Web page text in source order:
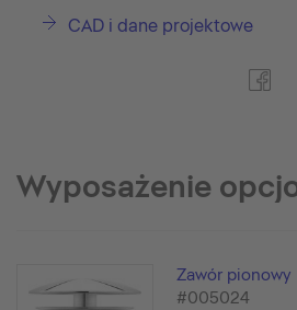
CAD i dane projektowe
Wyposażenie
Zawór pionowy
#005024